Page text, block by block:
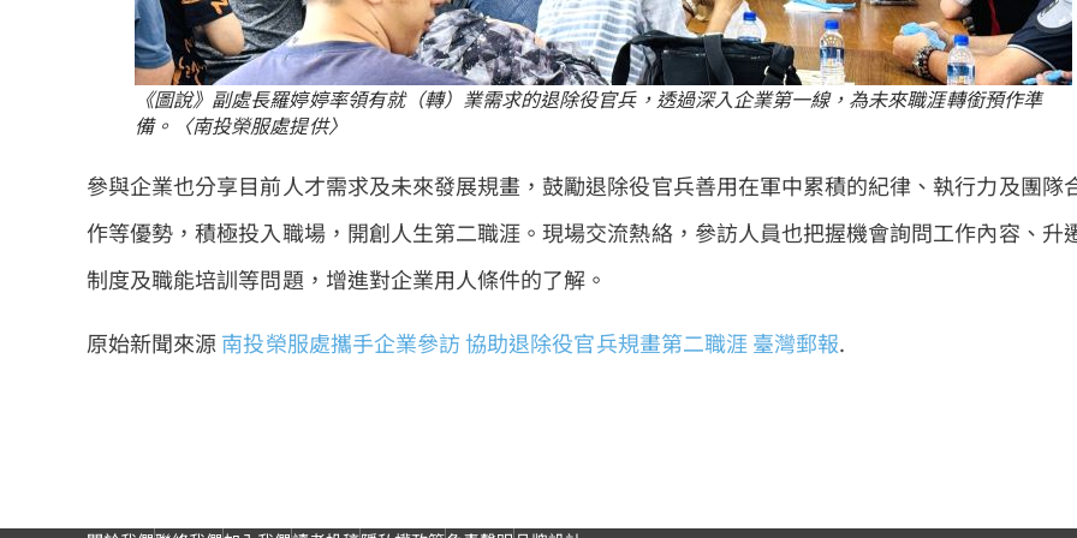
《圖說》副處長羅婷婷率領有就（轉）業需求的退除役官兵，透過深入企業第一線，為未來職涯轉銜預作準
備。〈南投榮服處提供〉
參與企業也分享目前人才需求及未來發展規畫，鼓勵退除役官兵善用在軍中累積的紀律、執行力及團隊
作等優勢，積極投入職場，開創人生第二職涯。現場交流熱絡，參訪人員也把握機會詢問工作內容、升
制度及職能培訓等問題，增進對企業用人條件的了解。
原始新聞來源 南投榮服處攜手企業參訪 協助退除役官兵規畫第二職涯臺灣郵報.